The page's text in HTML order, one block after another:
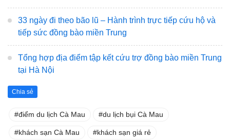
33 ngày đi theo bão lũ – Hành trình trực tiếp cứu hộ và
tiếp sức đồng bào miền Trung
Tổng hợp địa điểm tập kết cứu trợ đồng bào miền Trung
tại Hà Nội
Chia sẻ
điểm du lịch Cà Mau du lịch bụi Cà Mau
khách sạn Cà Mau khách sạn giá rẻ